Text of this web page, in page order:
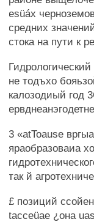
esüáx
средних
стока на пути к
не тодъхо
калозодиый год
3 «atToause
яраобразоваиа
так й
£ позиций
tacceüae ¿она